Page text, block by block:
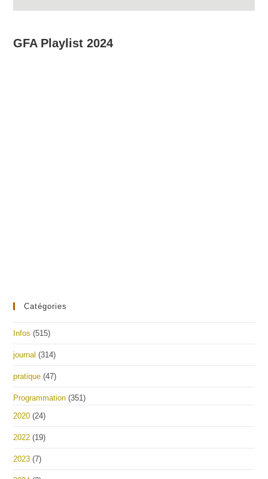
GFA Playlist 2024
Catégories
Infos (515)
journal (314)
pratique (47)
Programmation (351)
2020 (24)
2022 (19)
2023 (7)